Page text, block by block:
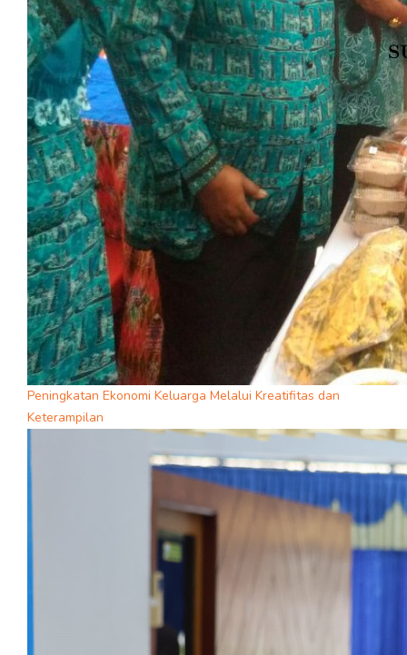
Peningkatan Ekonomi Keluarga Melalui Kreatifitas dan
Keterampilan